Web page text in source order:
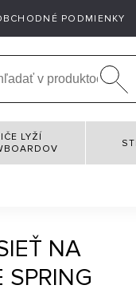
PODMIENKY
LYŽÍ
NA
SPRING